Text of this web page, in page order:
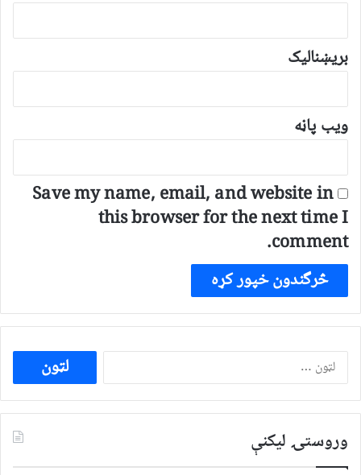
بریښنالیک
ویب پاڼه
Save my name, email, and website in
this browser for the next time I
comment.
ددی
لپاره
لټون:
وروستۍ ليکنې